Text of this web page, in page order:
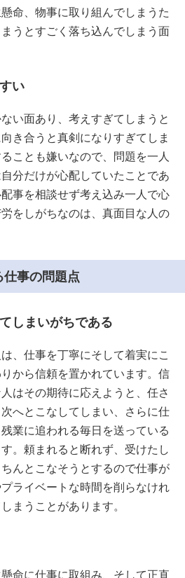
命、物事に取り組んでしまうた
うとすごく落ち込んでしまう面
い
い面あり、考えすぎてしまうと
き合うと真剣になりすぎてしま
ことも嫌いなので、問題を一人
分だけが心配していたことであ
事を相談せず考え込み一人で心
をしがちなのは、真面目な人の
仕事の問題点
しまいがちである
、仕事を丁寧にそして着実にこ
から信頼を置かれています。信
はその期待に応えようと、任さ
へとこなしてしまい、さらに仕
業に追われる毎日を送っている
。頼まれると断れず、受けたし
んとこなそうとするので仕事が
ライベートな時間を削らなけれ
まうことがあります。
命に仕事に取組み、そして正直